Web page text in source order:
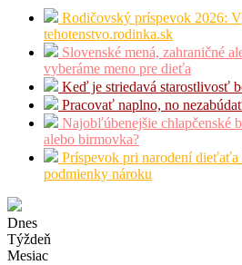
Rodičovský príspevok 2026:
tehotenstvo.rodinka.sk
Slovenské mená, zahraničné
vyberáme meno pre dieťa
Keď je striedavá starostlivosť
Pracovať naplno, no
Najobľúbenejšie chlapčenské
alebo birmovka?
Príspevok pri narodení dieťaťa
podmienky nároku
Dnes
Týždeň
Mesiac